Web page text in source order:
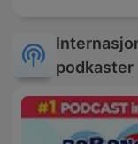
podkaster